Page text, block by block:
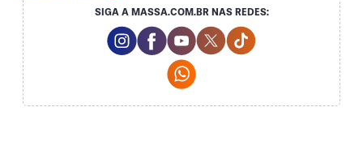
SIGA A MASSA.COM.BR NAS REDES:
Instagram Social Media
Facebook Social Media
Youtube Social Media
Twitter Social Media
Tiktok Social
Whatsapp Social Media